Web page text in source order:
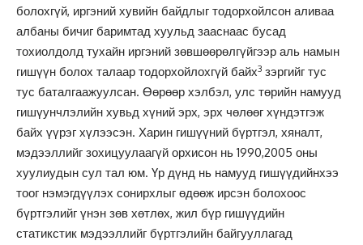
болохгүй, иргэний хувийн байдлыг тодорхойлсон аливаа
албаны бичиг баримтад хуульд зааснаас бусад
тохиолдолд тухайн иргэний зөвшөөрөлгүйгээр аль намын
гишүүн болох талаар тодорхойлохгүй байх3 зэргийг тус
тус баталгаажуулсан. Өөрөөр хэлбэл, улс төрийн намууд
гишүунчлэлийн хувьд хүний эрх, эрх чөлөөг хүндэтгэж
байх үүрэг хүлээсэн. Харин гишүүний бүртгэл, хяналт,
мэдээллийг зохицуулаагүй орхисон нь 1990,2005 оны
хуулиудын сул тал юм. Үр дүнд нь намууд гишүүдийнхээ
тоог нэмэгдүүлэх сонирхлыг өдөөж ирсэн болохоос
бүртгэлийг үнэн зөв хөтлөх, жил бүр гишүүдийн
статикстик мэдээллийг бүртгэлийн байгууллагад